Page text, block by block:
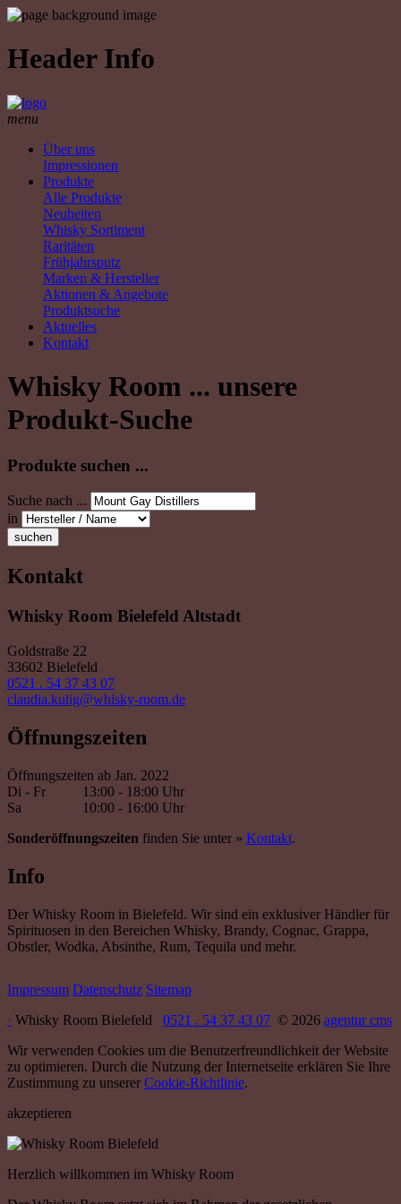
Header Info
menu
Über uns
Impressionen
Produkte
Alle Produkte
Neuheiten
Whisky Sortiment
Raritäten
Frühjahrsputz
Marken & Hersteller
Aktionen & Angebote
Produktsuche
Aktuelles
Kontakt
Whisky Room ... unsere
Produkt-Suche
Produkte suchen ...
Suche nach ...
in
suchen
Kontakt
Whisky Room Bielefeld Altstadt
Goldstraße 22
33602 Bielefeld
0521 . 54 37 43 07
claudia.kulig@whisky-room.de
Öffnungszeiten
Öffnungszeiten ab Jan. 2022
Di - Fr
13:00 - 18:00 Uhr
Sa
10:00 - 16:00 Uhr
Sonderöffnungszeiten finden Sie unter » Kontakt.
Info
Der Whisky Room in Bielefeld. Wir sind ein exklusiver Händler für
Spirituosen in den Bereichen Whisky, Brandy, Cognac, Grappa,
Obstler, Wodka, Absinthe, Rum, Tequila und mehr.
Impressum Datenschutz Sitemap
· Whisky Room Bielefeld 0521 . 54 37 43 07 © 2026 agentur cms
Wir verwenden Cookies um die Benutzerfreundlichkeit der Website
zu optimieren. Durch die Nutzung der Internetseite erklären Sie Ihre
Zustimmung zu unserer Cookie-Richtlinie.
akzeptieren
Herzlich willkommen im Whisky Room